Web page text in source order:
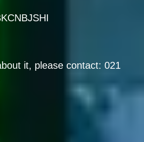
it, please contact: 021